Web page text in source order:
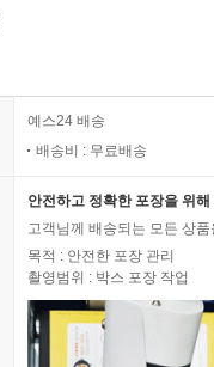
예스24 배송
배송비 : 무료배송
안전하고 정확한 포장을 위
고객님께 배송되는 모든 상
목적 : 안전한 포장 관리
촬영범위 : 박스 포장 작업